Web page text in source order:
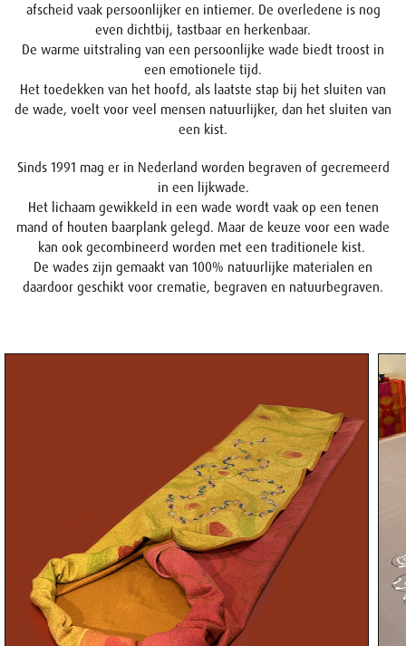
afscheid vaak persoonlijker en intiemer. De overledene is nog
even dichtbij, tastbaar en herkenbaar.
De warme uitstraling van een persoonlijke wade biedt troost in
een emotionele tijd.
Het toedekken van het hoofd, als laatste stap bij het sluiten van
de wade, voelt voor veel mensen natuurlijker, dan het sluiten van
een kist.
Sinds 1991 mag er in Nederland worden begraven of gecremeerd
in een lijkwade.
Het lichaam gewikkeld in een wade wordt vaak op een tenen
mand of houten baarplank gelegd. Maar de keuze voor een wade
kan ook gecombineerd worden met een traditionele kist.
De wades zijn gemaakt van 100% natuurlijke materialen en
daardoor geschikt voor crematie, begraven en natuurbegraven.